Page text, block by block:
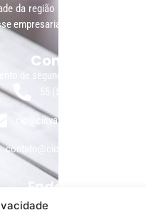
da região de ter um
empresarial.
Contato:
de segunda à sexta, das 9h às
55 (51) 3011 6982
cic@cicvaledotaquari.com.br
contato@cicvaledotaquari.com.br
Endereço:
96 Lajeado, Rio Grande do Sul